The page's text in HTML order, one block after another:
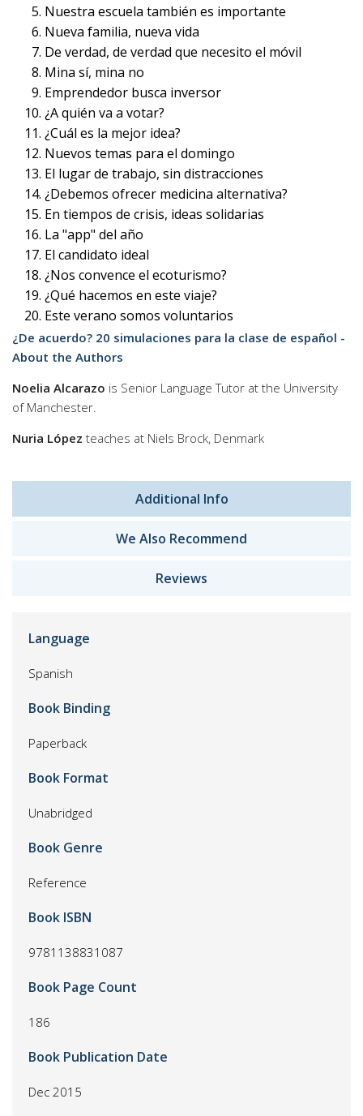
Nuestra escuela también es importante
Nueva familia, nueva vida
De verdad, de verdad que necesito el móvil
Mina sí, mina no
Emprendedor busca inversor
¿A quién va a votar?
¿Cuál es la mejor idea?
Nuevos temas para el domingo
El lugar de trabajo, sin distracciones
¿Debemos ofrecer medicina alternativa?
En tiempos de crisis, ideas solidarias
La "app" del año
El candidato ideal
¿Nos convence el ecoturismo?
¿Qué hacemos en este viaje?
Este verano somos voluntarios
¿De acuerdo? 20 simulaciones para la clase de español -
About the Authors
Noelia Alcarazo is Senior Language Tutor at the University
of Manchester.
Nuria López teaches at Niels Brock, Denmark
Additional Info
We Also Recommend
Reviews
Language
Spanish
Book Binding
Paperback
Book Format
Unabridged
Book Genre
Reference
Book ISBN
9781138831087
Book Page Count
186
Book Publication Date
Dec 2015